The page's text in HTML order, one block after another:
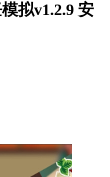
拟v1.2.9 安